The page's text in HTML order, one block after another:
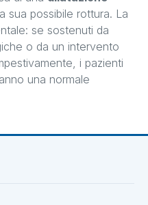
sua possibile rottura. La
se sostenuti da
o da un intervento
i pazienti
una normale